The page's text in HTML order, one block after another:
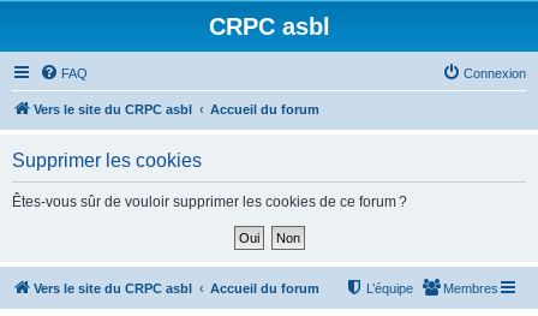
CRPC asbl
FAQ Connexion
Vers le site du CRPC asbl Accueil du forum
Supprimer les cookies
Êtes-vous sûr de vouloir supprimer les cookies de ce forum ?
Vers le site du CRPC asbl Accueil du forum Membres
L’équipe